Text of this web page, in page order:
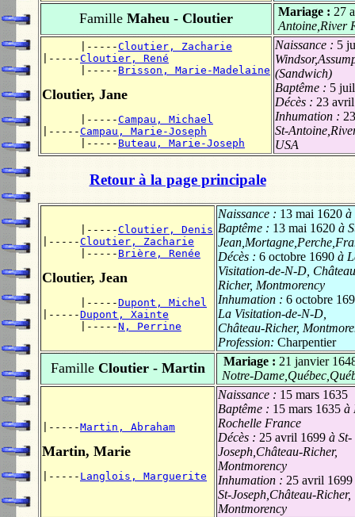
Famille Maheu - Cloutier Mariage : 27
Antoine,River
      |-----
Cloutier, Zacharie
|-----Cloutier, René
      |-----
Brisson, Marie-Madelaine
Cloutier, Jane
      |-----
Campau, Michael
|-----Campau, Marie-Joseph
      |-----
Buteau, Marie-Joseph
Naissance : 5
(Sandwich)
Baptême : 5
Décès : 23
Inhumation :
St-
USA
Retour à la page principale
      |-----
Cloutier, Denis
|-----Cloutier, Zacharie
      |-----
Brière, Renée
Cloutier, Jean
      |-----
Dupont, Michel
|-----Dupont, Xainte
      |-----
N, Perrine
Naissance : 13 mai 1620 à
Baptême : 13 mai 1620 à
Décès : 6 octobre 1690 à
Visitation-de-N-D,
Richer, Montmorency
Inhumation : 6 octobre
La Visitation-de-N-D,
Château-Richer,
Profession: Charpentier
FamilleCloutier - Martin Mariage : 21 janvier
Notre-
|-----Martin, Abraham
Martin, Marie
|----- Langlois, Marguerite
Naissance : 15 mars 1635
Baptême : 15 mars 1635 à
Rochelle France
Décès : 25 avril 1699 à St-
Joseph,Château-Richer,
Montmorency
Inhumation : 25 avril 1699
St-Joseph,Château-Richer,
Montmorency